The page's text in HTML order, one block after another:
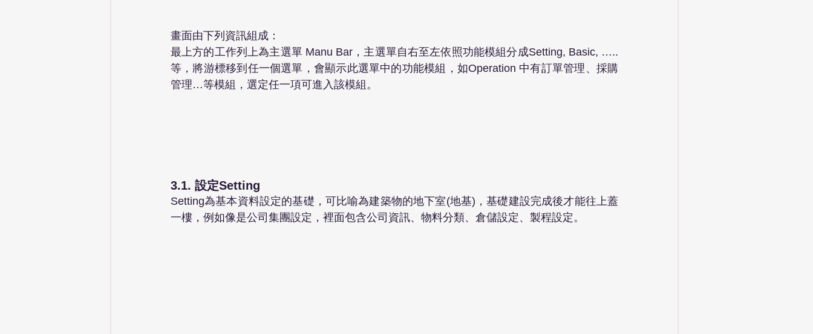
畫面由下列資訊組成：
最上方的工作列上為主選單 Manu Bar，主選單自右至左依照功能模組分成Setting, Basic, …..
等，將游標移到任一個選單，會顯示此選單中的功能模組，如Operation 中有訂單管理、採購
管理…等模組，選定任一項可進入該模組。
3.1. 設定Setting
Setting為基本資料設定的基礎，可比喻為建築物的地下室(地基)，基礎建設完成後才能往上蓋
一樓，例如像是公司集團設定，裡面包含公司資訊、物料分類、倉儲設定、製程設定。